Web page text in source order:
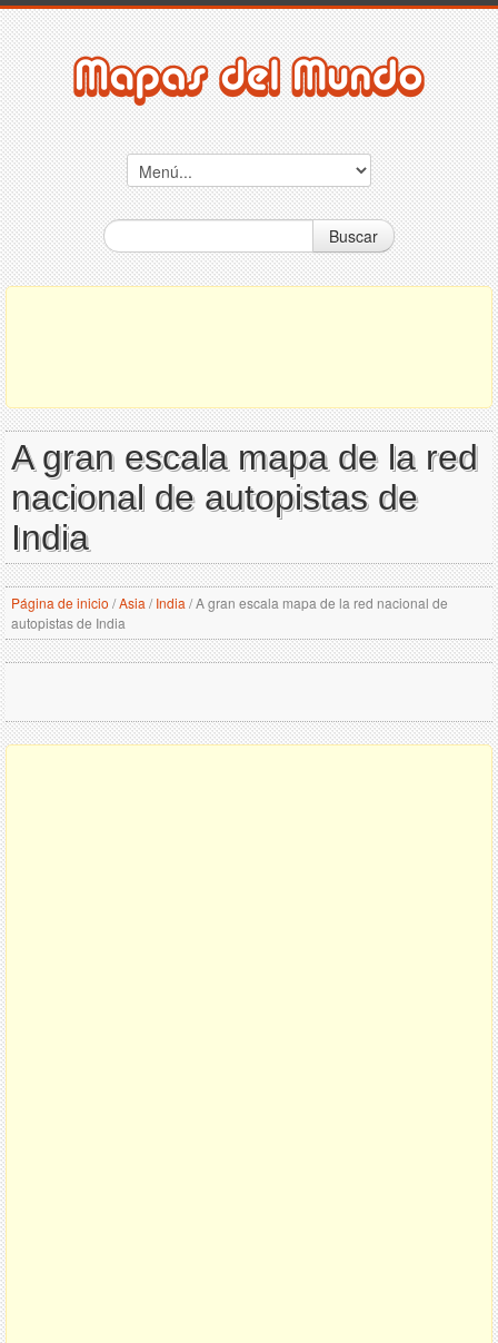
Buscar
A gran escala mapa de la red
nacional de autopistas de
India
Página de inicio /Asia / India /A gran escala mapa de la red nacional de
autopistas de India